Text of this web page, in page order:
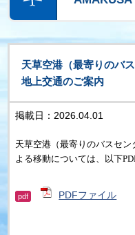
天草空港（最寄りのバ
地上交通のご案内
掲載日：2026.04.01
天草空港（最寄りのバスセン
よる移動については、以下
pdf PDFファイル